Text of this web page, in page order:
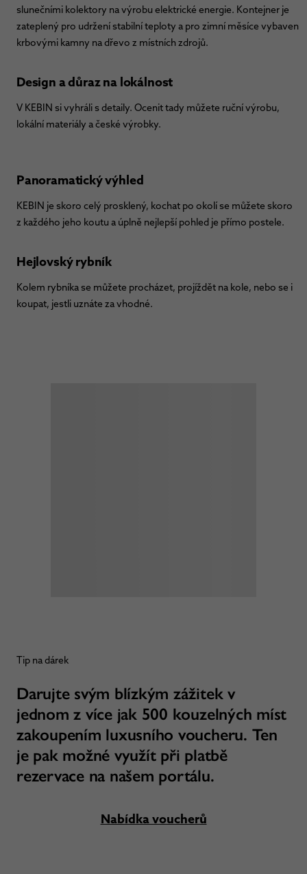
slunečními kolektory na výrobu elektrické energie. Kontejner je
zateplený pro udržení stabilní teploty a pro zimní měsíce vybaven
krbovými kamny na dřevo z místních zdrojů.
Design a důraz na lokálnost
V KEBIN si vyhráli s detaily. Ocenit tady můžete ruční výrobu,
lokální materiály a české výrobky.
Panoramatický výhled
KEBIN je skoro celý prosklený, kochat po okolí se můžete skoro
z každého jeho koutu a úplně nejlepší pohled je přímo postele.
Hejlovský rybník
Kolem rybníka se můžete procházet, projíždět na kole, nebo se i
koupat, jestli uznáte za vhodné.
Tip na dárek
Darujte svým blízkým zážitek v
jednom z více jak 500 kouzelných míst
zakoupením luxusního voucheru. Ten
je pak možné využít při platbě
rezervace na našem portálu.
Nabídka voucherů